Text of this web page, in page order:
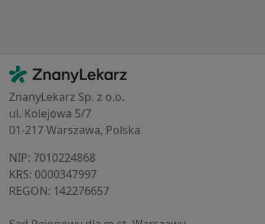
Kontakt
ZnanyLekarz - Strona główna
ZnanyLekarz Sp. z o.o.
ul. Kolejowa 5/7
01-217 Warszawa, Polska
NIP: ⁠7010224868
KRS: ⁠0000347997
REGON: ⁠142276657